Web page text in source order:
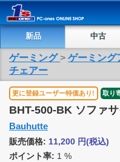
新品 中古
ゲーミング > ゲーミング
チェアー
更に登録ユーザー特価あり! 取り
BHT-500-BK ソファ
Bauhutte
販売価格: 11,200 円(税込)
ポイント率: 1 %